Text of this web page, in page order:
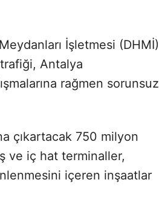
İşletmesi (DHMİ)
Antalya
rağmen sorunsuz
çıkartacak 750 milyon
ve iç hat terminaller,
içeren inşaatlar